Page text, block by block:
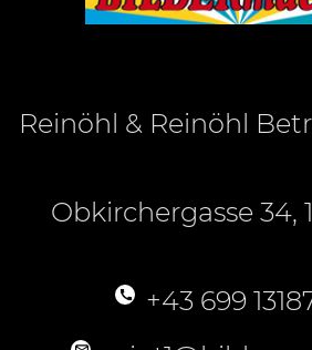
Reinöhl & Reinöhl
Obkirchergasse 34,
+43 699